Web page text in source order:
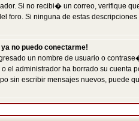
Si no recibi� un correo, verifique
foro. Si ninguna de estas
no puedo conectarme!
un nombre de usuario o
el administrador ha borrado su
sin escribir mensajes nuevos, puede